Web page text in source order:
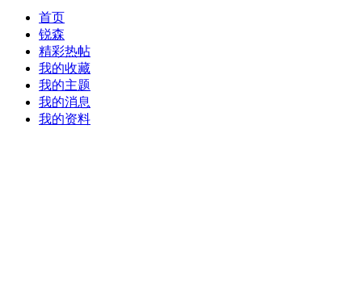
首页
锐森
精彩热帖
我的收藏
我的主题
我的消息
我的资料